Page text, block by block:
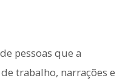
pessoas que a
trabalho, narrações e